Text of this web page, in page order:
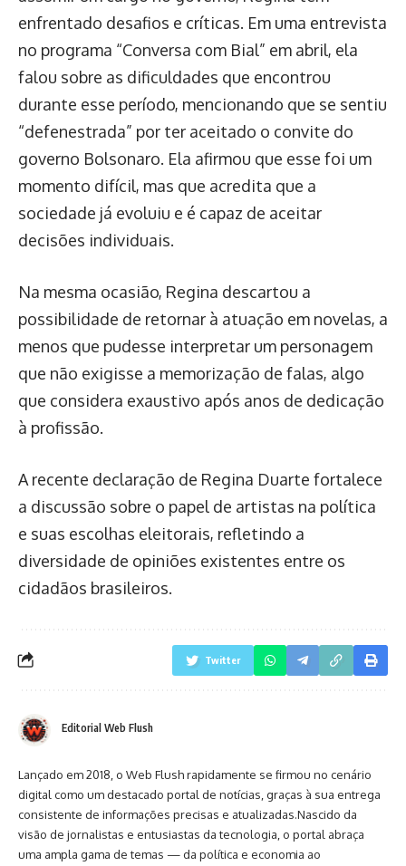
enfrentado desafios e críticas. Em uma entrevista
no programa “Conversa com Bial” em abril, ela
falou sobre as dificuldades que encontrou
durante esse período, mencionando que se sentiu
“defenestrada” por ter aceitado o convite do
governo Bolsonaro. Ela afirmou que esse foi um
momento difícil, mas que acredita que a
sociedade já evoluiu e é capaz de aceitar
decisões individuais.
Na mesma ocasião, Regina descartou a
possibilidade de retornar à atuação em novelas, a
menos que pudesse interpretar um personagem
que não exigisse a memorização de falas, algo
que considera exaustivo após anos de dedicação
à profissão.
A recente declaração de Regina Duarte fortalece
a discussão sobre o papel de artistas na política
e suas escolhas eleitorais, refletindo a
diversidade de opiniões existentes entre os
cidadãos brasileiros.
Twitter
Editorial Web Flush
Lançado em 2018, o Web Flush rapidamente se firmou no cenário
digital como um destacado portal de notícias, graças à sua entrega
consistente de informações precisas e atualizadas.Nascido da
visão de jornalistas e entusiastas da tecnologia, o portal abraça
uma ampla gama de temas — da política e economia ao